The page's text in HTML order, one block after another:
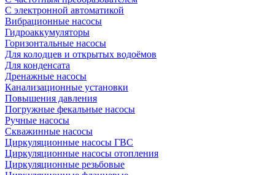
С электронной автоматикой
Вибрационные насосы
Гидроаккумуляторы
Горизонтальные насосы
Для колодцев и открытых водоёмов
Для конденсата
Дренажные насосы
Канализационные установки
Повышения давления
Погружные фекальные насосы
Ручные насосы
Скважинные насосы
Циркуляционные насосы ГВС
Циркуляционные насосы отопления
Циркуляционные резьбовые